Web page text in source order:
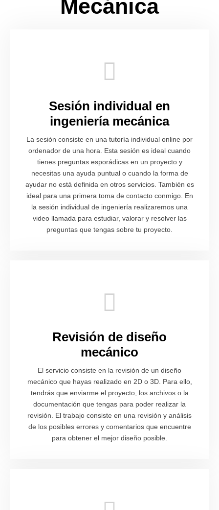
Mecánica
Sesión individual en
ingeniería mecánica
La sesión consiste en una tutoría individual online por
ordenador de una hora. Esta sesión es ideal cuando
tienes preguntas esporádicas en un proyecto y
necesitas una ayuda puntual o cuando la forma de
ayudar no está definida en otros servicios. También es
ideal para una primera toma de contacto conmigo. En
la sesión individual de ingeniería realizaremos una
video llamada para estudiar, valorar y resolver las
preguntas que tengas sobre tu proyecto.
Revisión de diseño
mecánico
El servicio consiste en la revisión de un diseño
mecánico que hayas realizado en 2D o 3D. Para ello,
tendrás que enviarme el proyecto, los archivos o la
documentación que tengas para poder realizar la
revisión. El trabajo consiste en una revisión y análisis
de los posibles errores y comentarios que encuentre
para obtener el mejor diseño posible.